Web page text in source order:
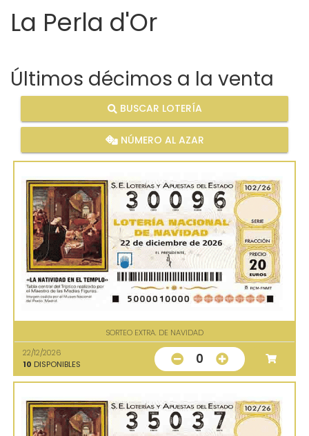
La Perla d'Or
Últimos décimos a la venta
BUSCAR LOTERÍA
NÚMERO AL AZAR
SORTEO EXTRA. DE NAVIDAD
22/12/2026
10 DISPONIBLES 0